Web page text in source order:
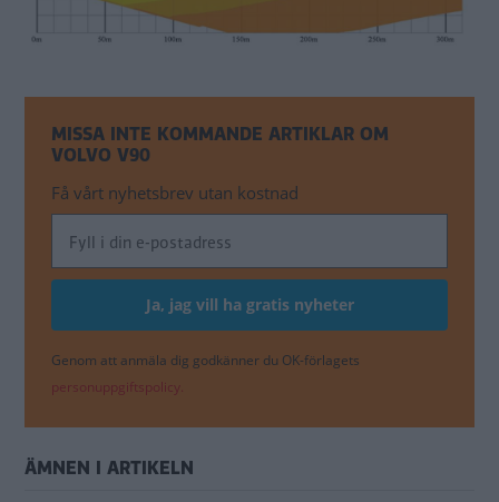
MISSA INTE KOMMANDE ARTIKLAR OM
VOLVO V90
Få vårt nyhetsbrev utan kostnad
Genom att anmäla dig godkänner du OK-förlagets
personuppgiftspolicy.
ÄMNEN I ARTIKELN